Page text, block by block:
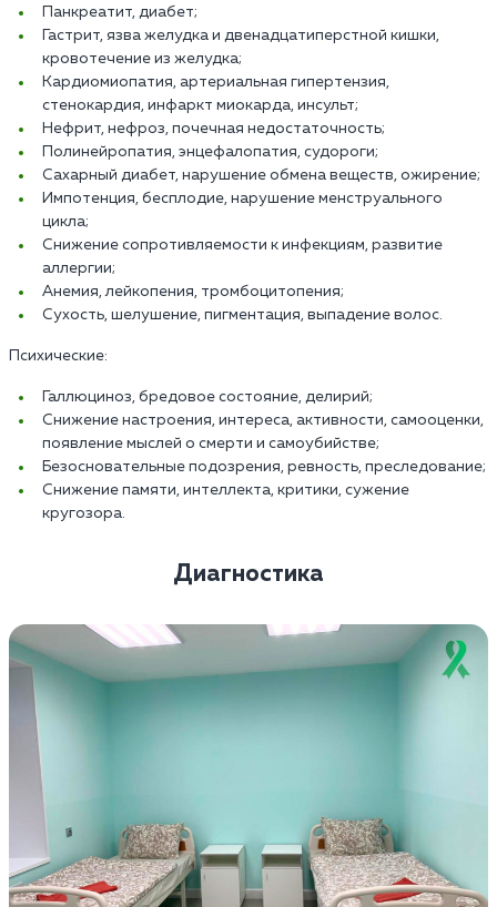
Панкреатит, диабет;
Гастрит, язва желудка и двенадцатиперстной кишки,
кровотечение из желудка;
Кардиомиопатия, артериальная гипертензия,
стенокардия, инфаркт миокарда, инсульт;
Нефрит, нефроз, почечная недостаточность;
Полинейропатия, энцефалопатия, судороги;
Сахарный диабет, нарушение обмена веществ, ожирение;
Импотенция, бесплодие, нарушение менструального
цикла;
Снижение сопротивляемости к инфекциям, развитие
аллергии;
Анемия, лейкопения, тромбоцитопения;
Сухость, шелушение, пигментация, выпадение волос.
Психические:
Галлюциноз, бредовое состояние, делирий;
Снижение настроения, интереса, активности, самооценки,
появление мыслей о смерти и самоубийстве;
Безосновательные подозрения, ревность, преследование;
Снижение памяти, интеллекта, критики, сужение
кругозора.
Диагностика